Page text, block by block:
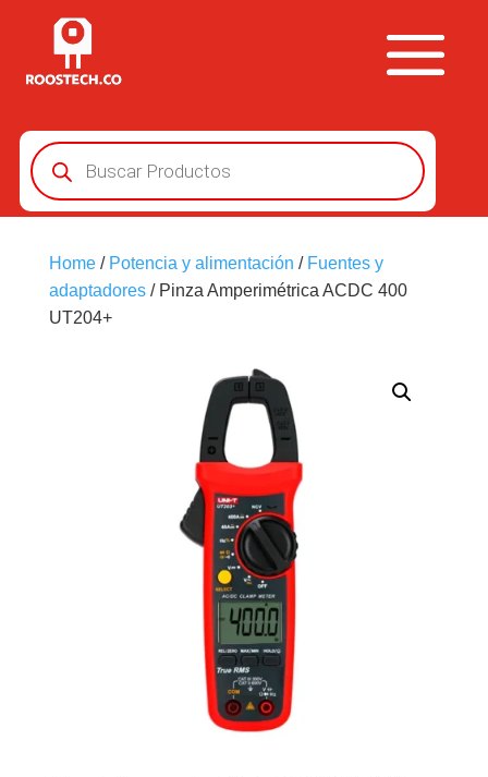
Búsqueda
de
productos
Home/ Potencia y alimentación / Fuentes y
adaptadores/ Pinza Amperimétrica ACDC 400
UT204+